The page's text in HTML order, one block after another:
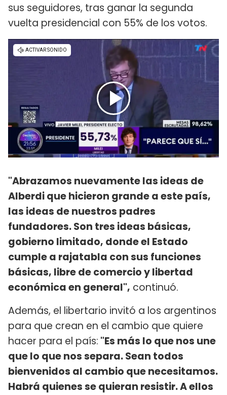
sus seguidores, tras ganar la segunda
vuelta presidencial con 55% de los votos.
"Abrazamos nuevamente las ideas de
Alberdi que hicieron grande a este país,
las ideas de nuestros padres
fundadores. Son tres ideas básicas,
gobierno limitado, donde el Estado
cumple a rajatabla con sus funciones
básicas, libre de comercio y libertad
económica en general", continuó.
Además, el libertario invitó a los argentinos
para que crean en el cambio que quiere
hacer para el país: "Es más lo que nos une
que lo que nos separa. Sean todos
bienvenidos al cambio que necesitamos.
Habrá quienes se quieran resistir. A ellos